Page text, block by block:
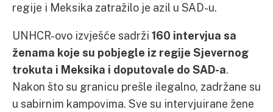
regije i Meksika zatražilo je azil u SAD-u.
UNHCR-ovo izvješće sadrži 160 intervjua sa
ženama koje su pobjegle iz regije Sjevernog
trokuta i Meksika i doputovale do SAD-a.
Nakon što su granicu prešle ilegalno, zadržane su
u sabirnim kampovima. Sve su intervjuirane žene